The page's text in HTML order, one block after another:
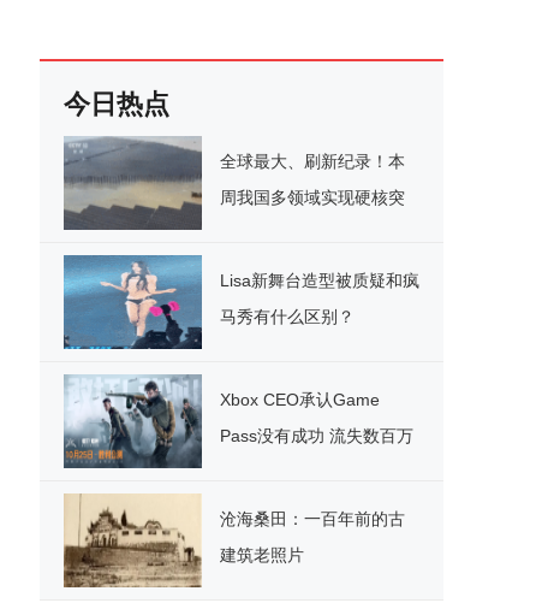
今日热点
全球最大、刷新纪录！本
周我国多领域实现硬核突
Lisa新舞台造型被质疑和疯
马秀有什么区别？
Xbox CEO承认Game
Pass没有成功 流失数百万
沧海桑田：一百年前的古
建筑老照片